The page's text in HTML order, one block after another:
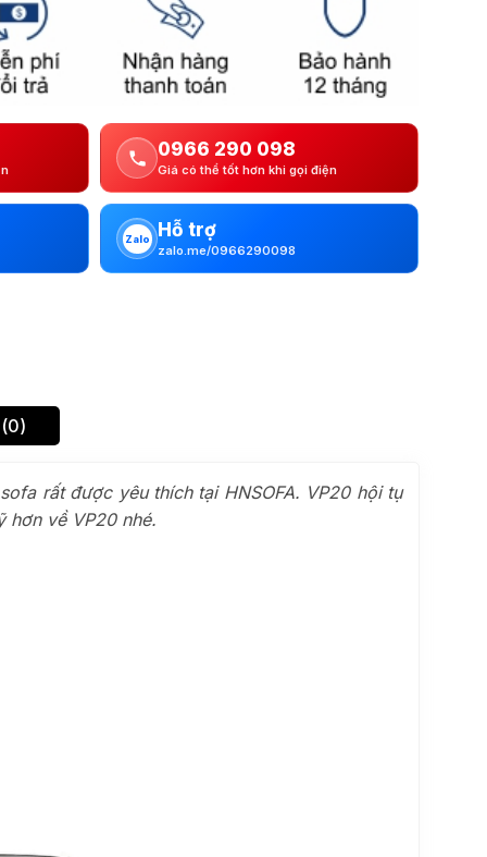
0966 290 098
Giá có thể tốt hơn khi gọi điện
Zalo Hỗ trợ
zalo.me/0966290098
rất được yêu thích tại HNSOFA. VP20 hội tụ
hơn về VP20 nhé.